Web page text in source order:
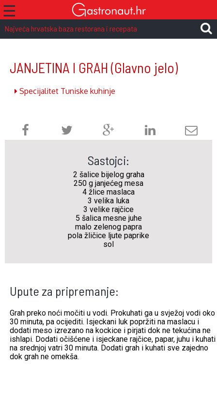
☰
Najveća hrvatska baza restorana i recepata
JANJETINA I GRAH (Glavno jelo)
Specijalitet Tuniske kuhinje
Sastojci:
2 šalice bijelog graha
250 g janjećeg mesa
4 žlice maslaca
3 velika luka
3 velike rajčice
5 šalica mesne juhe
malo zelenog papra
pola žličice ljute paprike
sol
Upute za pripremanje:
Grah preko noći močiti u vodi. Prokuhati ga u svježoj vodi oko
30 minuta, pa ocijediti. Isjeckani luk popržiti na maslacu i
dodati meso izrezano na kockice i pirjati dok ne tekućina ne
ishlapi. Dodati očišćene i isjeckane rajčice, papar, juhu i kuhati
na srednjoj vatri 30 minuta. Dodati grah i kuhati sve zajedno
dok grah ne omekša.